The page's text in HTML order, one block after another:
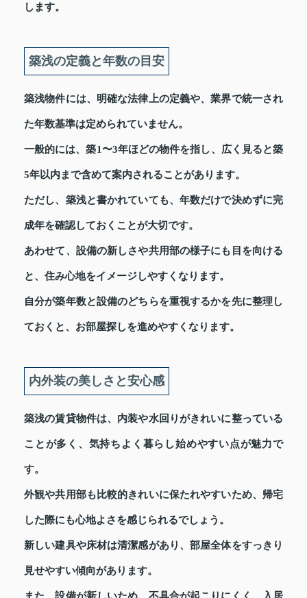
します。
築浅の定義と年数の目安
築浅物件には、明確な法律上の定義や、業界で統一され
た年数基準は定められていません。
一般的には、築1〜3年ほどの物件を指し、広く見ると築
5年以内まで含めて案内されることがあります。
ただし、築浅と書かれていても、年数だけで決めずに完
成年を確認しておくことが大切です。
あわせて、設備の新しさや共用部の様子にも目を向ける
と、住み心地をイメージしやすくなります。
自分が築年数と設備のどちらを重視するかを先に整理し
ておくと、お部屋探しを進めやすくなります。
内外装の美しさと安心感
築浅の賃貸物件は、内装や水回りがきれいに整っている
ことが多く、気持ちよく暮らし始めやすい点が魅力で
す。
外観や共用部も比較的きれいに保たれやすいため、帰宅
した際にも心地よさを感じられるでしょう。
新しい建具や床材は清潔感があり、部屋全体をすっきり
見せやすい傾向があります。
また、設備が新しいため、不具合が起こりにくく、入居